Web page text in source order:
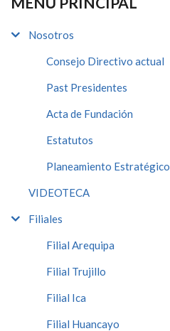
Nosotros
Consejo Directivo actual
Past Presidentes
Acta de Fundación
Estatutos
Planeamiento Estratégico
VIDEOTECA
Filiales
Filial Arequipa
Filial Trujillo
Filial Ica
Filial Huancayo